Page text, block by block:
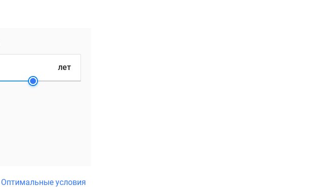
лет
Оптимальные условия